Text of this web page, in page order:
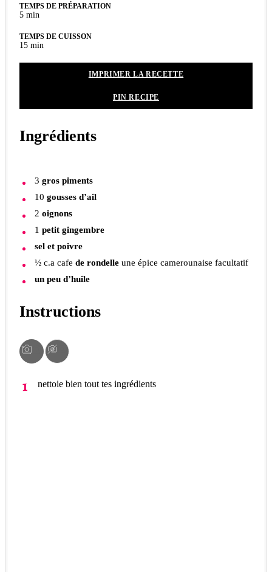
TEMPS DE PRÉPARATION
5minutes
min
TEMPS DE CUISSON
15minutes
min
IMPRIMER LA RECETTE
PIN RECIPE
Ingrédients
3 gros piments
10 gousses d’ail
2 oignons
1 petit gingembre
sel et poivre
½ c.a cafe de rondelle une épice camerounaise facultatif
un peu d’huile
Instructions
nettoie bien tout tes ingrédients